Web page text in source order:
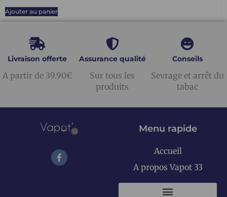
Ajouter au panier
Livraison offerte
A partir de 39.90€
Assurance qualité
Sur tous les
produits
Conseils
Sevrage et arrêt du
tabac
Menu rapide
Accueil
A propos Vapot 33